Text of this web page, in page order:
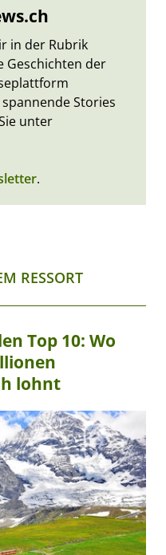
in der Rubrik
Geschichten der
Stories
unter
.
RESSORT
Top 10: Wo
lohnt